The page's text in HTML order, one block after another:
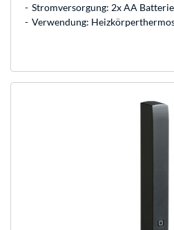
Stromversorgung: 2x AA
Verwendung: